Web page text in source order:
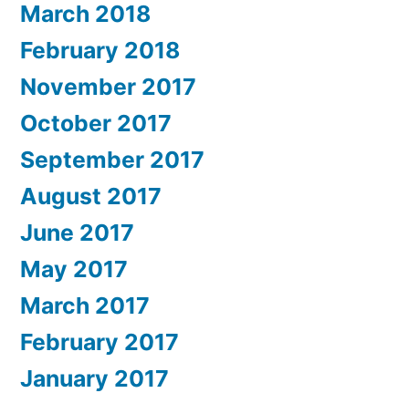
March 2018
February 2018
November 2017
October 2017
September 2017
August 2017
June 2017
May 2017
March 2017
February 2017
January 2017